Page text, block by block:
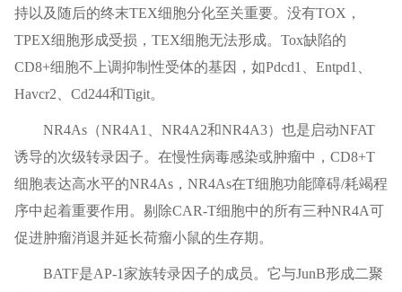
持以及随后的终末TEX细胞分化至关重要。没有TOX，
TPEX细胞形成受损，TEX细胞无法形成。Tox缺陷的
CD8+细胞不上调抑制性受体的基因，如Pdcd1、Entpd1、
Havcr2、Cd244和Tigit。
NR4As（NR4A1、NR4A2和NR4A3）也是启动NFAT
诱导的次级转录因子。在慢性病毒感染或肿瘤中，CD8+T
细胞表达高水平的NR4As，NR4As在T细胞功能障碍/耗竭程
序中起着重要作用。剔除CAR-T细胞中的所有三种NR4A可
促进肿瘤消退并延长荷瘤小鼠的生存期。
BATF是AP-1家族转录因子的成员。它与JunB形成二聚